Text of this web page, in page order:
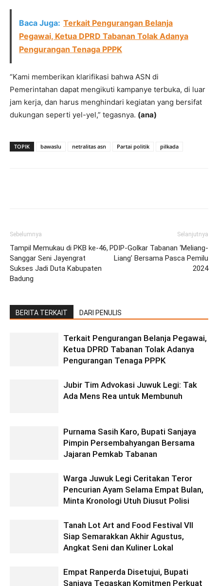
Baca Juga: Terkait Pengurangan Belanja
Pegawai, Ketua DPRD Tabanan Tolak Adanya
Pengurangan Tenaga PPPK
“Kami memberikan klarifikasi bahwa ASN di
Pemerintahan dapat mengikuti kampanye terbuka, di luar
jam kerja, dan harus menghindari kegiatan yang bersifat
dukungan seperti yel-yel,” tegasnya. (ana)
TOPIK bawaslu netralitas asn Partai politik pilkada
Sebelumnya
Tampil Memukau di PKB ke-46,
Sanggar Seni Jayengrat
Sukses Jadi Duta Kabupaten
Badung
Selanjutnya
PDIP-Golkar Tabanan ‘Meliang-
Liang’ Bersama Pasca Pemilu
2024
BERITA TERKAIT DARI PENULIS
Terkait Pengurangan Belanja Pegawai,
Ketua DPRD Tabanan Tolak Adanya
Pengurangan Tenaga PPPK
Jubir Tim Advokasi Juwuk Legi: Tak
Ada Mens Rea untuk Membunuh
Purnama Sasih Karo, Bupati Sanjaya
Pimpin Persembahyangan Bersama
Jajaran Pemkab Tabanan
Warga Juwuk Legi Ceritakan Teror
Pencurian Ayam Selama Empat Bulan,
Minta Kronologi Utuh Diusut Polisi
Tanah Lot Art and Food Festival VII
Siap Semarakkan Akhir Agustus,
Angkat Seni dan Kuliner Lokal
Empat Ranperda Disetujui, Bupati
Sanjaya Tegaskan Komitmen Perkuat